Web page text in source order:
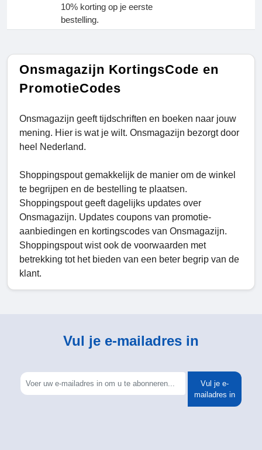
10% korting op je eerste
bestelling.
Onsmagazijn KortingsCode en
PromotieCodes
Onsmagazijn geeft tijdschriften en boeken naar jouw
mening. Hier is wat je wilt. Onsmagazijn bezorgt door
heel Nederland.
Shoppingspout gemakkelijk de manier om de winkel
te begrijpen en de bestelling te plaatsen.
Shoppingspout geeft dagelijks updates over
Onsmagazijn. Updates coupons van promotie-
aanbiedingen en kortingscodes van Onsmagazijn.
Shoppingspout wist ook de voorwaarden met
betrekking tot het bieden van een beter begrip van de
klant.
Vul je e-mailadres in
Vul je e-
mailadres in